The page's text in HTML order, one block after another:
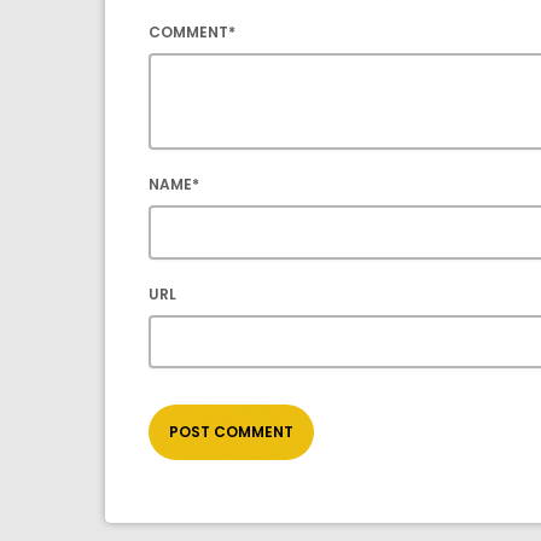
COMMENT*
NAME*
URL